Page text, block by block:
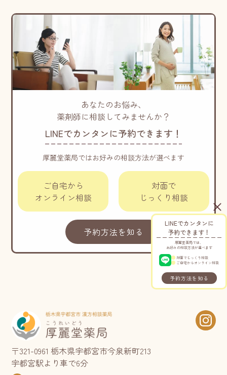
LINEでカンタンに
予約できます！
厚麗堂薬局では、
お好みの相談方法が選べます
対面でじっくり相談
ご自宅からオンライン相談
予約方法を知る
あなたのお悩み、
薬剤師に相談してみませんか？
LINEでカンタンに予約できます！
厚麗堂薬局ではお好みの相談方法が選べます
ご自宅から
オンライン相談
対面で
じっくり相談
予約方法を知る
〒321-0961 栃木県宇都宮市今泉新町213
宇都宮駅より車で6分